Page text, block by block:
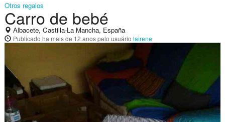
Otros regalos
Carro de bebé
Albacete, Castilla-La Mancha, España
Publicado ha mais de 12 anospelo usuário lairene